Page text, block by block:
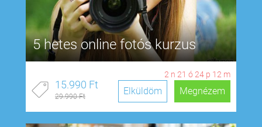
5 hetes online fotós kurzus
2 n 21 ó 24 p 11 m
15.990 Ft
29.990 Ft Megnézem
Elküldöm